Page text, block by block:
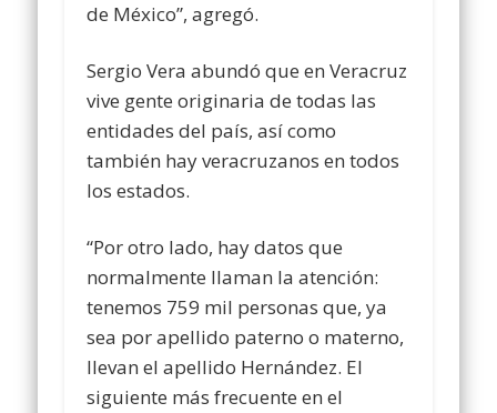
de México”, agregó.
Sergio Vera abundó que en Veracruz
vive gente originaria de todas las
entidades del país, así como
también hay veracruzanos en todos
los estados.
“Por otro lado, hay datos que
normalmente llaman la atención:
tenemos 759 mil personas que, ya
sea por apellido paterno o materno,
llevan el apellido Hernández. El
siguiente más frecuente en el